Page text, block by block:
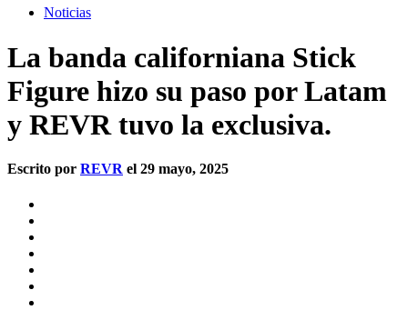
Noticias
La banda californiana Stick
Figure hizo su paso por Latam
y REVR tuvo la exclusiva.
Escrito por REVR el 29 mayo, 2025